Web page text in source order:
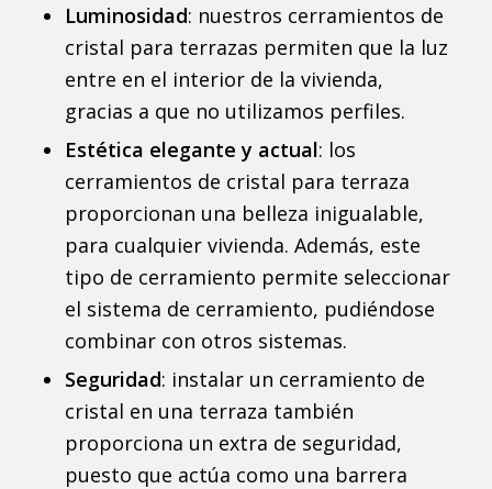
Luminosidad: nuestros cerramientos de
cristal para terrazas permiten que la luz
entre en el interior de la vivienda,
gracias a que no utilizamos perfiles.
Estética elegante y actual: los
cerramientos de cristal para terraza
proporcionan una belleza inigualable,
para cualquier vivienda. Además, este
tipo de cerramiento permite seleccionar
el sistema de cerramiento, pudiéndose
combinar con otros sistemas.
Seguridad: instalar un cerramiento de
cristal en una terraza también
proporciona un extra de seguridad,
puesto que actúa como una barrera